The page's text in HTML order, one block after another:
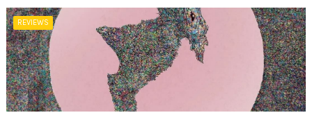
REVIEWS